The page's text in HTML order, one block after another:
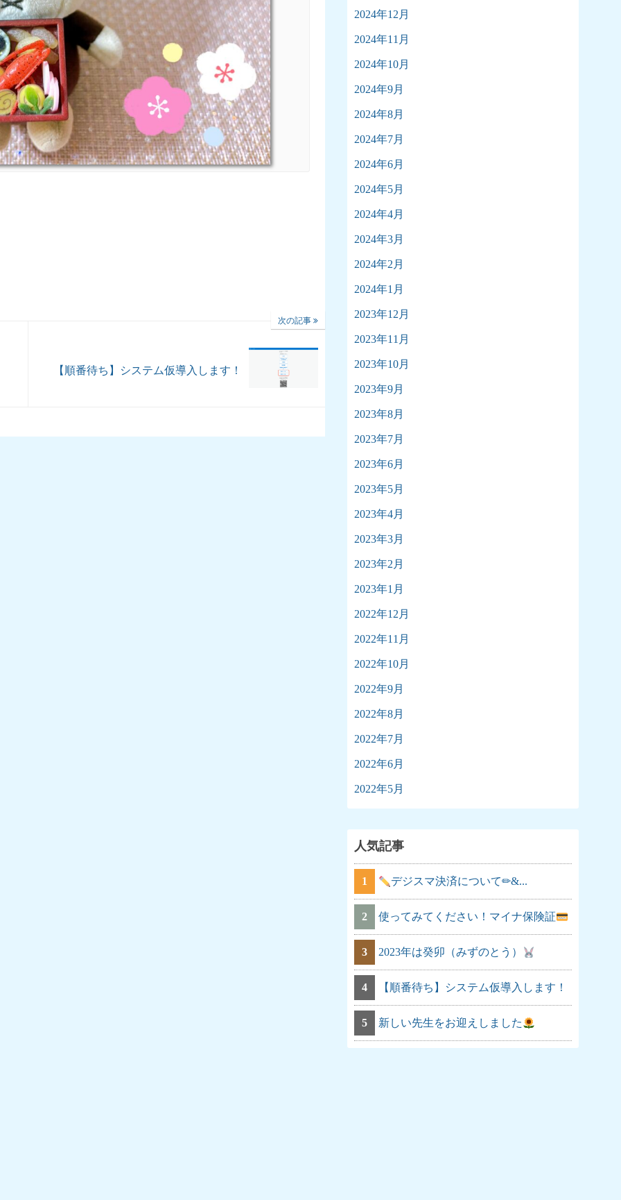
次の記事
【順番待ち】システム仮導入します！
2024年12月
2024年11月
2024年10月
2024年9月
2024年8月
2024年7月
2024年6月
2024年5月
2024年4月
2024年3月
2024年2月
2024年1月
2023年12月
2023年11月
2023年10月
2023年9月
2023年8月
2023年7月
2023年6月
2023年5月
2023年4月
2023年3月
2023年2月
2023年1月
2022年12月
2022年11月
2022年10月
2022年9月
2022年8月
2022年7月
2022年6月
2022年5月
人気記事
1 デジスマ決済について✏&...
2 使ってみてください！マイナ保険証
3 2023年は癸卯（みずのとう）
4 【順番待ち】システム仮導入します！
5 新しい先生をお迎えしました